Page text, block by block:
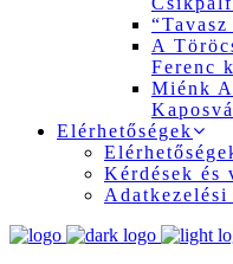
A
Ferenc
Miénk
Elérhetőségek
Kérdések és